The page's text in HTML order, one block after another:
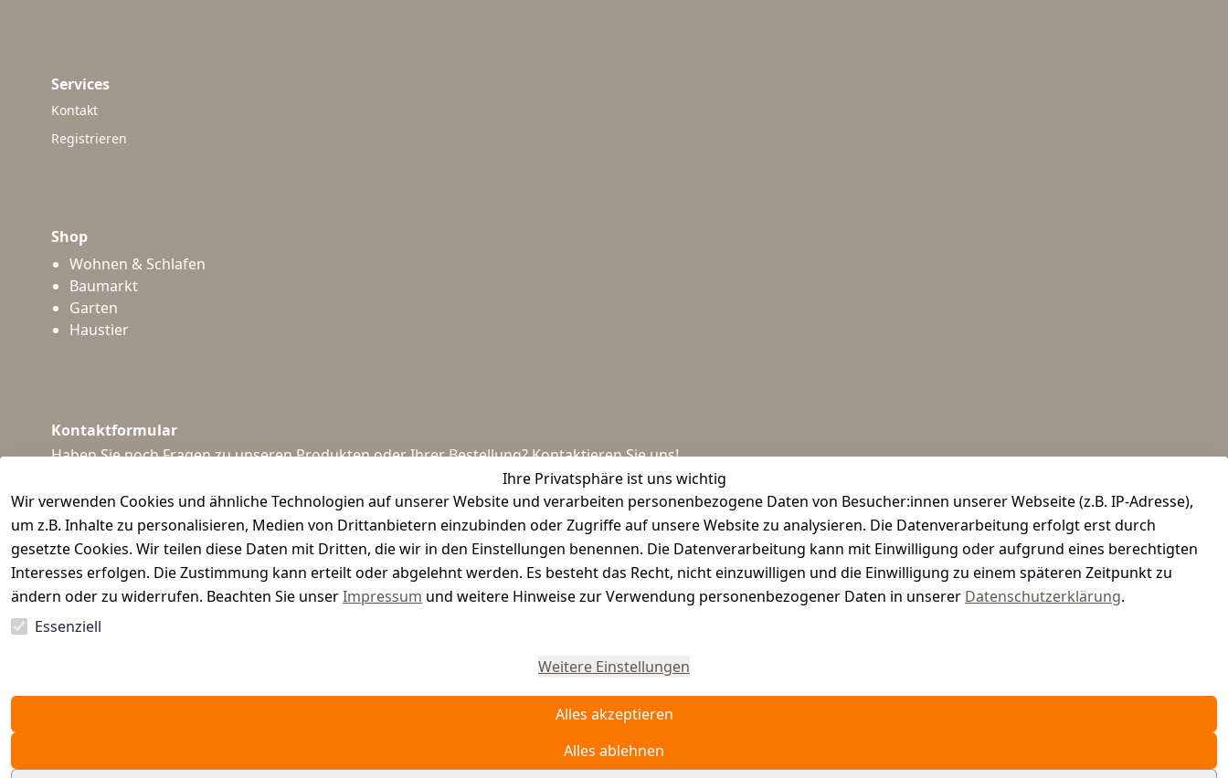
Ihre Privatsphäre ist uns wichtig
Wir verwenden Cookies und ähnliche Technologien auf unserer Website und verarbeiten personenbezogene Daten von Besucher:innen unserer Webseite (z.B. IP-Adresse),
um z.B. Inhalte zu personalisieren, Medien von Drittanbietern einzubinden oder Zugriffe auf unsere Website zu analysieren. Die Datenverarbeitung erfolgt erst durch
gesetzte Cookies. Wir teilen diese Daten mit Dritten, die wir in den Einstellungen benennen. Die Datenverarbeitung kann mit Einwilligung oder aufgrund eines berechtigten
Interesses erfolgen. Die Zustimmung kann erteilt oder abgelehnt werden. Es besteht das Recht, nicht einzuwilligen und die Einwilligung zu einem späteren Zeitpunkt zu
ändern oder zu widerrufen. Beachten Sie unserImpressum und weitere Hinweise zur Verwendung personenbezogener Daten in unserer Datenschutzerklärung.
Essenziell
Weitere Einstellungen
Alles akzeptieren
Alles ablehnen
Services
Kontakt
Registrieren
Shop
Wohnen & Schlafen
Baumarkt
Garten
Haustier
Kontaktformular
Haben Sie noch Fragen zu unseren Produkten oder Ihrer Bestellung? Kontaktieren Sie uns!
support@waidmeister.de